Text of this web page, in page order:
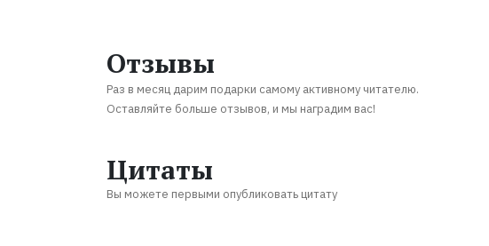
Отзывы
Раз в месяц дарим подарки самому активному читателю.
Оставляйте больше отзывов, и мы наградим вас!
Цитаты
Вы можете первыми опубликовать цитату